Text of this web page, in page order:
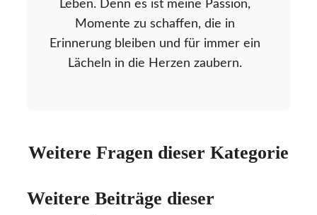
Leben. Denn es ist meine Passion,
Momente zu schaffen, die in
Erinnerung bleiben und für immer ein
Lächeln in die Herzen zaubern.
Weitere Fragen dieser Kategorie
Weitere Beiträge dieser